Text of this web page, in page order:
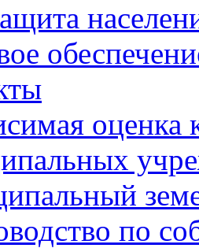
оценка
по